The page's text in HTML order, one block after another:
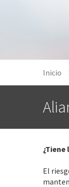
Inicio
El